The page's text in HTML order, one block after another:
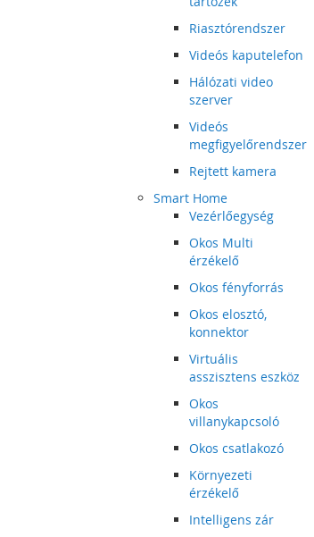
Riasztórendszer
Videós kaputelefon
Hálózati video
szerver
Videós
megfigyelőrendszer
Rejtett kamera
Smart Home
Vezérlőegység
Okos Multi
érzékelő
Okos fényforrás
Okos elosztó,
konnektor
Virtuális
asszisztens eszköz
Okos
villanykapcsoló
Okos csatlakozó
Környezeti
érzékelő
Intelligens zár